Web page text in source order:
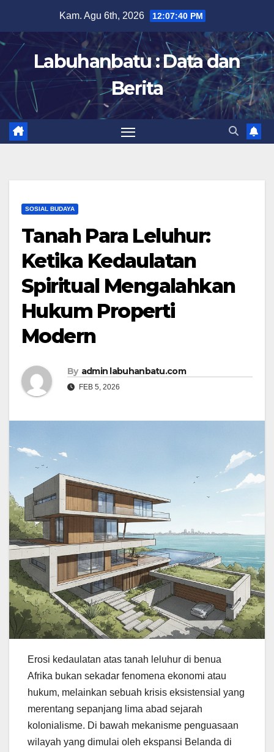
content
Kam. Agu 6th, 2026 12:07:41 PM
Labuhanbatu : Data dan
Berita
SOSIAL BUDAYA
Tanah Para Leluhur:
Ketika Kedaulatan
Spiritual Mengalahkan
Hukum Properti
Modern
By admin labuhanbatu.com
FEB 5, 2026
Erosi kedaulatan atas tanah leluhur di benua
Afrika bukan sekadar fenomena ekonomi atau
hukum, melainkan sebuah krisis eksistensial yang
merentang sepanjang lima abad sejarah
kolonialisme. Di bawah mekanisme penguasaan
wilayah yang dimulai oleh ekspansi Belanda di